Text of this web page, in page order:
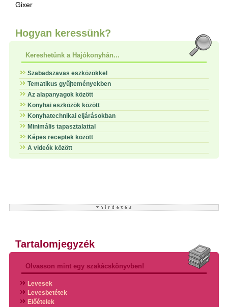
Gixer
Hogyan keressünk?
Kereshetünk a Hajókonyhán...
Szabadszavas eszközökkel
Tematikus gyűjteményekben
Az alapanyagok között
Konyhai eszközök között
Konyhatechnikai eljárásokban
Minimális tapasztalattal
Képes receptek között
A videók között
Tartalomjegyzék
Olvasson mint egy szakácskönyvben!
Levesek
Levesbetétek
Előételek